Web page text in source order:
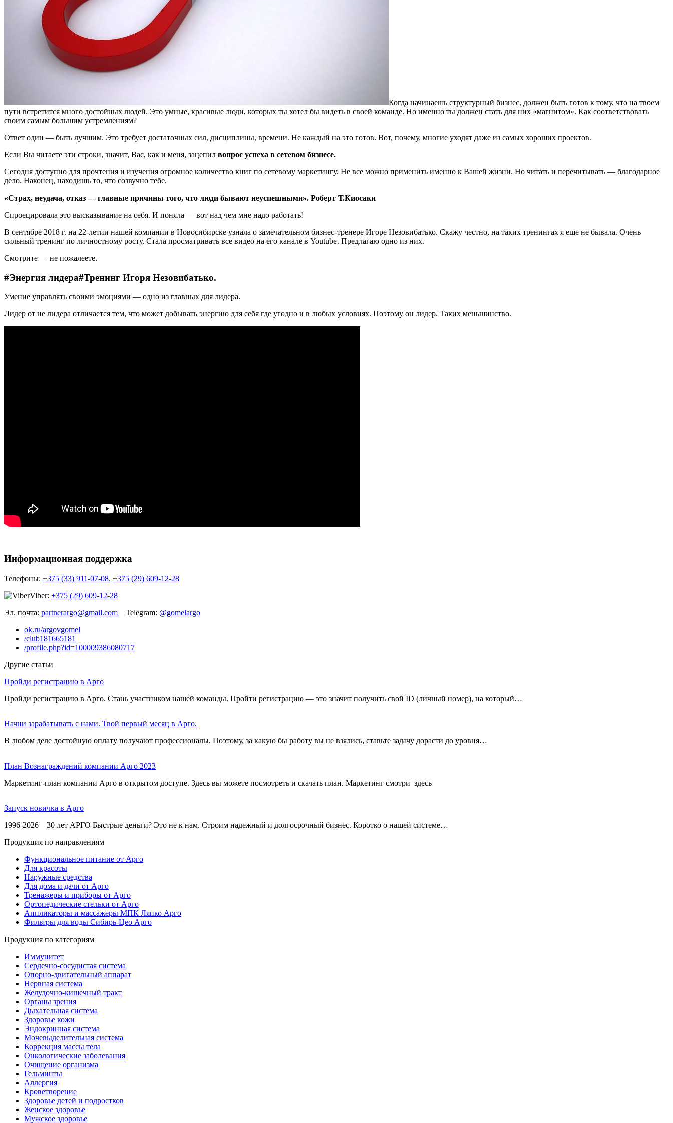
Когда начинаешь структурный бизнес, должен быть готов к тому, что на твоем
пути встретится много достойных людей. Это умные, красивые люди, которых ты хотел бы видеть в своей команде. Но именно ты должен стать для них «магнитом». Как соответствовать
своим самым большим устремлениям?
Ответ один — быть лучшим. Это требует достаточных сил, дисциплины, времени. Не каждый на это готов. Вот, почему, многие уходят даже из самых хороших проектов.
Если Вы читаете эти строки, значит, Вас, как и меня, зацепил вопрос успеха в сетевом бизнесе.
Сегодня доступно для прочтения и изучения огромное количество книг по сетевому маркетингу. Не все можно применить именно к Вашей жизни. Но читать и перечитывать — благодарное
дело. Наконец, находишь то, что созвучно тебе.
«Страх, неудача, отказ — главные причины того, что люди бывают неуспешными». Роберт Т.Киосаки
Спроецировала это высказывание на себя. И поняла — вот над чем мне надо работать!
В сентябре 2018 г. на 22-летии нашей компании в Новосибирске узнала о замечательном бизнес-тренере Игоре Незовибатько. Скажу честно, на таких тренингах я еще не бывала. Очень
сильный тренинг по личностному росту. Стала просматривать все видео на его канале в Youtube. Предлагаю одно из них.
Смотрите — не пожалеете.
#Энергия лидера#Тренинг Игоря Незовибатько.
Умение управлять своими эмоциями — одно из главных для лидера.
Лидер от не лидера отличается тем, что может добывать энергию для себя где угодно и в любых условиях. Поэтому он лидер. Таких меньшинство.
Информационная поддержка
Телефоны: +375 (33) 911-07-08, +375 (29) 609-12-28
Viber: +375 (29) 609-12-28
Эл. почта: partnerargo@gmail.com Telegram: @gomelargo
ok.ru/argovgomel
/club181665181
/profile.php?id=100009386080717
Другие статьи
Пройди регистрацию в Арго
Пройди регистрацию в Арго. Стань участником нашей команды. Пройти регистрацию — это значит получить свой ID (личный номер), на который…
Начни зарабатывать с нами. Твой первый месяц в Арго.
В любом деле достойную оплату получают профессионалы. Поэтому, за какую бы работу вы не взялись, ставьте задачу дорасти до уровня…
План Вознаграждений компании Арго 2023
Маркетинг-план компании Арго в открытом доступе. Здесь вы можете посмотреть и скачать план. Маркетинг смотри здесь
Запуск новичка в Арго
1996-2026 30 лет АРГО Быстрые деньги? Это не к нам. Строим надежный и долгосрочный бизнес. Коротко о нашей системе…
Продукция по направлениям
Функциональное питание от Арго
Для красоты
Наружные средства
Для дома и дачи от Арго
Тренажеры и приборы от Арго
Ортопедические стельки от Арго
Аппликаторы и массажеры МПК Ляпко Арго
Фильтры для воды Сибирь-Цео Арго
Продукция по категориям
Иммунитет
Сердечно-сосудистая система
Опорно-двигательный аппарат
Нервная система
Желудочно-кишечный тракт
Органы зрения
Дыхательная система
Здоровье кожи
Эндокринная система
Мочевыделительная система
Коррекция массы тела
Онкологические заболевания
Очищение организма
Гельминты
Аллергия
Кроветворение
Здоровье детей и подростков
Женское здоровье
Мужское здоровье